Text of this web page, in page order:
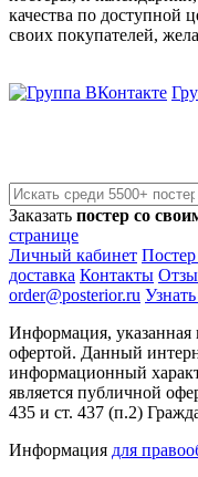
качества по доступной
своих покупателей,
Заказать постер со
странице
Личный кабинет Постер
доставка Контакты
order@posterior.ru Узнать
Информация, указанная
офертой. Данный
информационный
является публичной
435 и ст. 437 (п.2)
Информация для